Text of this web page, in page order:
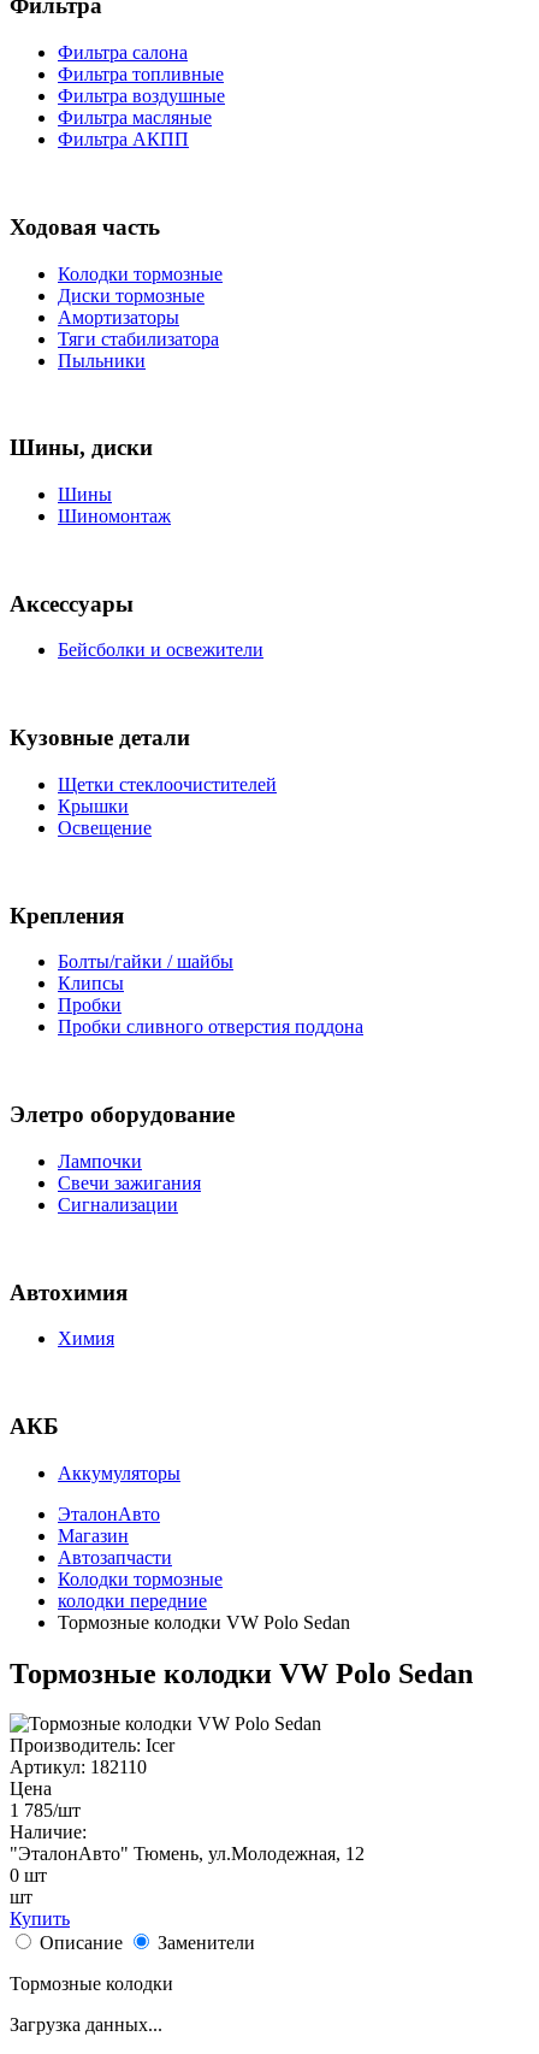
Фильтра
Фильтра салона
Фильтра топливные
Фильтра воздушные
Фильтра масляные
Фильтра АКПП
Ходовая часть
Колодки тормозные
Диски тормозные
Амортизаторы
Тяги стабилизатора
Пыльники
Шины, диски
Шины
Шиномонтаж
Аксессуары
Бейсболки и освежители
Кузовные детали
Щетки стеклоочистителей
Крышки
Освещение
Крепления
Болты/гайки / шайбы
Клипсы
Пробки
Пробки сливного отверстия поддона
Элетро оборудование
Лампочки
Свечи зажигания
Сигнализации
Автохимия
Химия
АКБ
Аккумуляторы
ЭталонАвто
Магазин
Автозапчасти
Колодки тормозные
колодки передние
Тормозные колодки VW Polo Sedan
Тормозные колодки VW Polo Sedan
Производитель: Icer
Артикул: 182110
Цена
1 785/шт
Наличие:
"ЭталонАвто" Тюмень, ул.Молодежная, 12
0 шт
шт
Купить
Описание
Заменители
Тормозные колодки
Загрузка данных...